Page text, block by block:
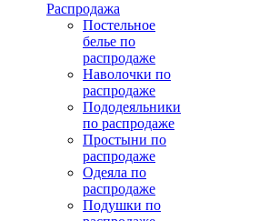
Распродажа
Постельное
белье по
распродаже
Наволочки по
распродаже
Пододеяльники
по распродаже
Простыни по
распродаже
Одеяла по
распродаже
Подушки по